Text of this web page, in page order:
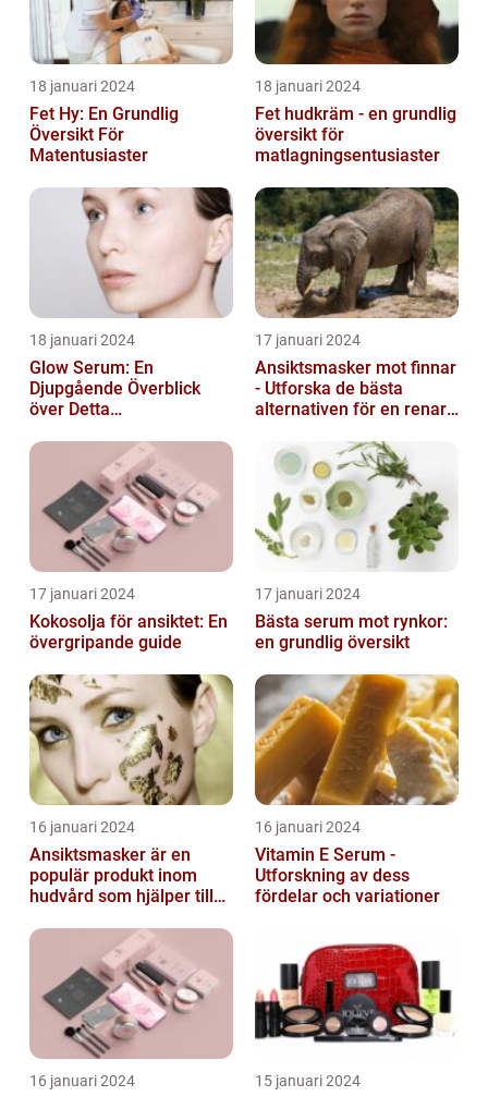
18 januari 2024
Fet Hy: En Grundlig
Översikt För
Matentusiaster
18 januari 2024
Fet hudkräm - en grundlig
översikt för
matlagningsentusiaster
18 januari 2024
Glow Serum: En
Djupgående Överblick
över Detta
17 januari 2024
Ansiktsmasker mot finnar
- Utforska de bästa
alternativen för en renare
17 januari 2024
Kokosolja för ansiktet: En
övergripande guide
17 januari 2024
Bästa serum mot rynkor:
en grundlig översikt
16 januari 2024
Ansiktsmasker är en
populär produkt inom
hudvård som hjälper till
näring åt hud...
16 januari 2024
Vitamin E Serum -
Utforskning av dess
fördelar och variationer
16 januari 2024 15 januari 2024